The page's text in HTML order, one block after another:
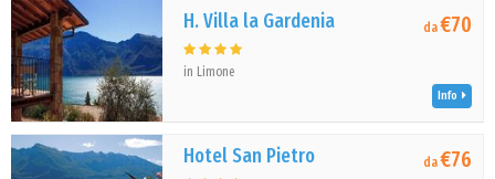
H. Villa la Gardenia
in Limone
da€70
Info
Hotel San Pietro da€76